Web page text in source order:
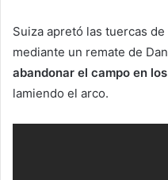
Suiza apretó las tuercas
mediante un remate de
abandonar el campo en
lamiendo el arco.